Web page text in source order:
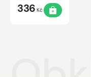
336 Kč